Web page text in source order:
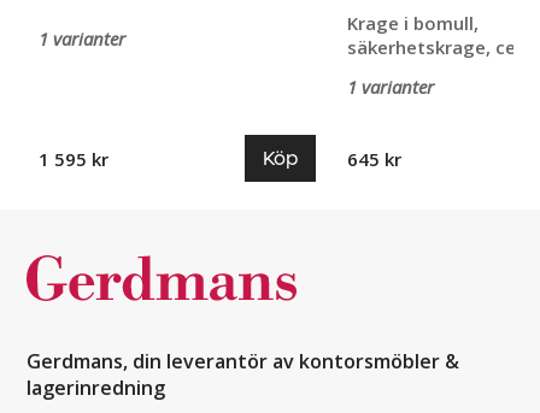
1 varianter
1 595 kr Köp
Krage i bomull,
säkerhetskrage, ce-
1 varianter
645 kr
Gerdmans, din leverantör av kontorsmöbler &
lagerinredning